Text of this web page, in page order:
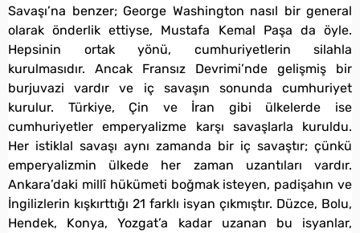
Savaşı’na benzer; George Washington nasıl bir general
olarak önderlik ettiyse, Mustafa Kemal Paşa da öyle.
Hepsinin ortak yönü, cumhuriyetlerin silahla
kurulmasıdır. Ancak Fransız Devrimi’nde gelişmiş bir
burjuvazi vardır ve iç savaşın sonunda cumhuriyet
kurulur. Türkiye, Çin ve İran gibi ülkelerde ise
cumhuriyetler emperyalizme karşı savaşlarla kuruldu.
Her istiklal savaşı aynı zamanda bir iç savaştır; çünkü
emperyalizmin ülkede her zaman uzantıları vardır.
Ankara’daki millî hükümeti boğmak isteyen, padişahın ve
İngilizlerin kışkırttığı 21 farklı isyan çıkmıştır. Düzce, Bolu,
Hendek, Konya, Yozgat’a kadar uzanan bu isyanlar,